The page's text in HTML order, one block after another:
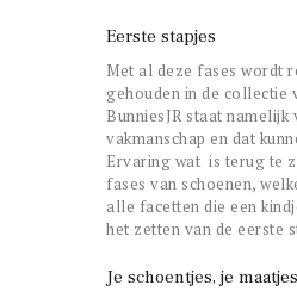
Eerste stapjes
Met al deze fases wordt
gehouden in de collectie
BunniesJR staat
vakmanschap en dat
Ervaring wat is terug te
fases van schoenen,
alle facetten die een
het zetten van de eerste
Je schoentjes, je maatjes